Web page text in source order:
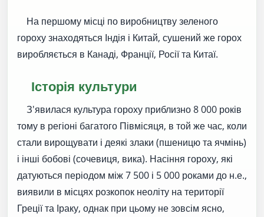
На першому місці по виробництву зеленого
гороху знаходяться Індія і Китай, сушений же горох
виробляється в Канаді, Франції, Росії та Китаї.
Історія культури
З'явилася культура гороху приблизно 8 000 років
тому в регіоні багатого Півмісяця, в той же час, коли
стали вирощувати і деякі злаки (пшеницю та ячмінь)
і інші бобові (сочевиця, вика). Насіння гороху, які
датуються періодом між 7 500 і 5 000 роками до н.е.,
виявили в місцях розкопок неоліту на території
Греції та Іраку, однак при цьому не зовсім ясно,